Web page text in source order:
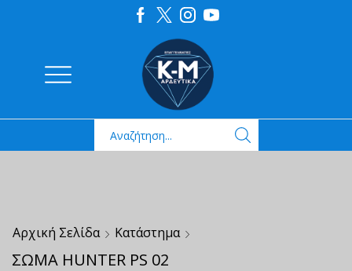
Αρχική Σελίδα Κατάστημα
ΣΩΜΑ HUNTER PS 02